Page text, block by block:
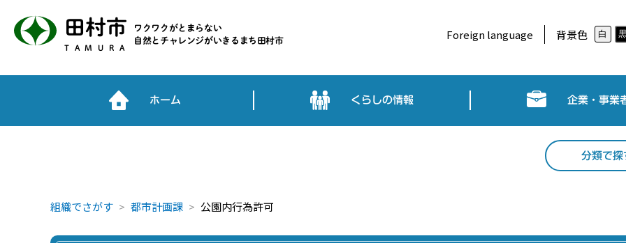
田村市
TAMURA
ワクワクがとまらない
自然とチャレンジがいきるまち田村市
Foreign language 背景色 白
ホーム くらしの情報 企業・事業
分類で探
組織でさがす 都市計画課 公園内行為許可